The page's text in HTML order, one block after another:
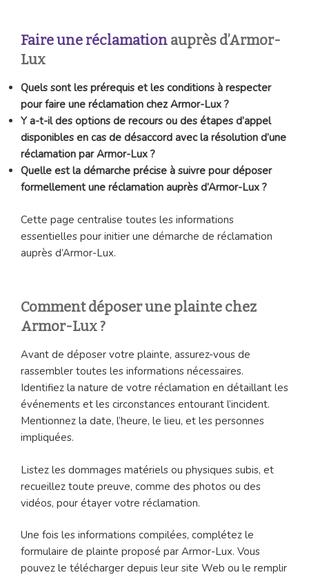
Faire une réclamation auprès d’Armor-
Lux
Quels sont les prérequis et les conditions à respecter
pour faire une réclamation chez Armor-Lux ?
Y a-t-il des options de recours ou des étapes d’appel
disponibles en cas de désaccord avec la résolution d’une
réclamation par Armor-Lux ?
Quelle est la démarche précise à suivre pour déposer
formellement une réclamation auprès d’Armor-Lux ?
Cette page centralise toutes les informations
essentielles pour initier une démarche de réclamation
auprès d’Armor-Lux.
Comment déposer une plainte chez
Armor-Lux ?
Avant de déposer votre plainte, assurez-vous de
rassembler toutes les informations nécessaires.
Identifiez la nature de votre réclamation en détaillant les
événements et les circonstances entourant l’incident.
Mentionnez la date, l’heure, le lieu, et les personnes
impliquées.
Listez les dommages matériels ou physiques subis, et
recueillez toute preuve, comme des photos ou des
vidéos, pour étayer votre réclamation.
Une fois les informations compilées, complétez le
formulaire de plainte proposé par Armor-Lux. Vous
pouvez le télécharger depuis leur site Web ou le remplir